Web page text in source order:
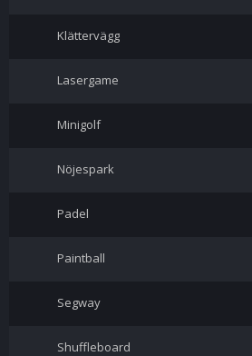
Klättervägg
Lasergame
Minigolf
Nöjespark
Padel
Paintball
Segway
Shuffleboard